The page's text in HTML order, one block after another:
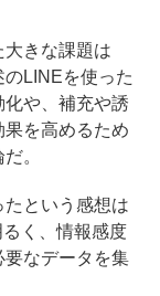
きな課題は
のLINEを使った
や、補充や誘
を高めるため
。
という感想は
く、情報感度
なデータを集